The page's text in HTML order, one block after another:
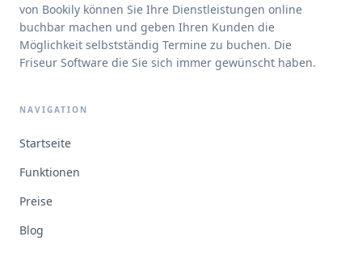
von Bookily können Sie Ihre Dienstleistungen online
buchbar machen und geben Ihren Kunden die
Möglichkeit selbstständig Termine zu buchen. Die
Friseur Software die Sie sich immer gewünscht haben.
NAVIGATION
Startseite
Funktionen
Preise
Blog